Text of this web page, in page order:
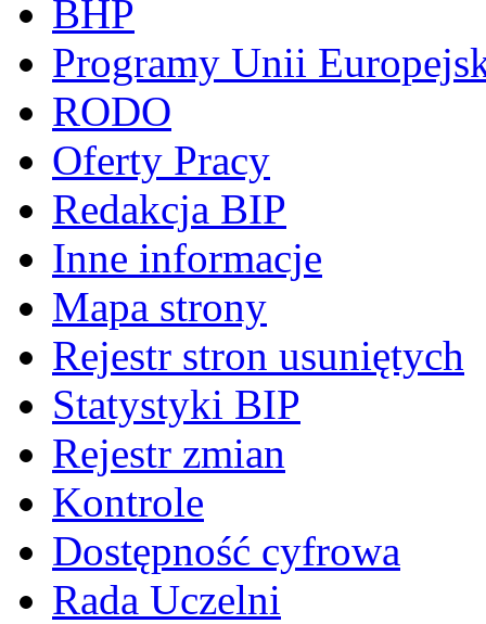
BHP
Programy Unii
RODO
Oferty Pracy
Redakcja BIP
Inne informacje
Mapa strony
Rejestr stron usuniętych
Statystyki BIP
Rejestr zmian
Kontrole
Dostępność cyfrowa
Rada Uczelni